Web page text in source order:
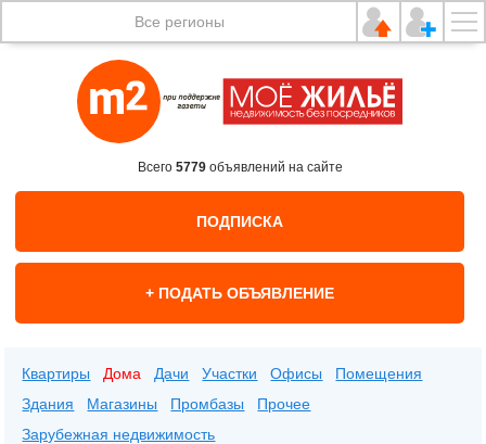
Все регионы
Всего 5779объявлений на сайте
ПОДПИСКА
+ ПОДАТЬ ОБЪЯВЛЕНИЕ
Квартиры Дома Дачи Участки Офисы
Помещения
Здания
Магазины Промбазы
Прочее
Зарубежная недвижимость